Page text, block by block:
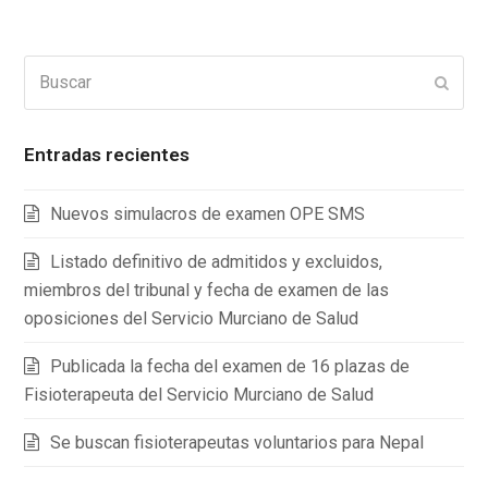
Entradas recientes
Nuevos simulacros de examen OPE SMS
Listado definitivo de admitidos y excluidos,
miembros del tribunal y fecha de examen de las
oposiciones del Servicio Murciano de Salud
Publicada la fecha del examen de 16 plazas de
Fisioterapeuta del Servicio Murciano de Salud
Se buscan fisioterapeutas voluntarios para Nepal